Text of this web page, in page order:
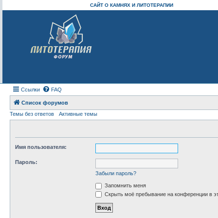
САЙТ О КАМНЯХ И ЛИТОТЕРАПИИ
Ссылки FAQ
Список форумов
Темы без ответов
Активные темы
Имя пользователя:
Пароль:
Забыли пароль?
Запомнить меня
Скрыть моё пребывание на конференции в